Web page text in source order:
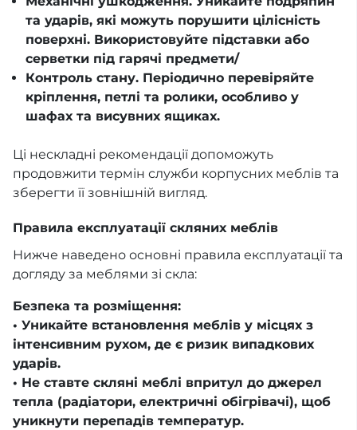
та ударів, які можуть порушити цілісність
поверхні. Використовуйте підставки або
серветки під гарячі предмети/
Контроль стану. Періодично перевіряйте
кріплення, петлі та ролики, особливо у
шафах та висувних ящиках.
Ці нескладні рекомендації допоможуть
продовжити термін служби корпусних меблів та
зберегти її зовнішній вигляд.
Правила експлуатації скляних меблів
Нижче наведено основні правила експлуатації та
догляду за меблями зі скла:
Безпека та розміщення:
• Уникайте встановлення меблів у місцях з
інтенсивним рухом, де є ризик випадкових
ударів.
• Не ставте скляні меблі впритул до джерел
тепла (радіатори, електричні обігрівачі), щоб
уникнути перепадів температур.